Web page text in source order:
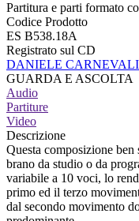
Partitura e parti formato
Codice Prodotto
ES B538.18A
Registrato sul CD
DANIELE
GUARDA E ASCOLTA
Audio
Partiture
Video
Descrizione
Questa composizione
brano da studio o da
variabile a 10 voci, lo
primo ed il terzo
dal secondo movimento